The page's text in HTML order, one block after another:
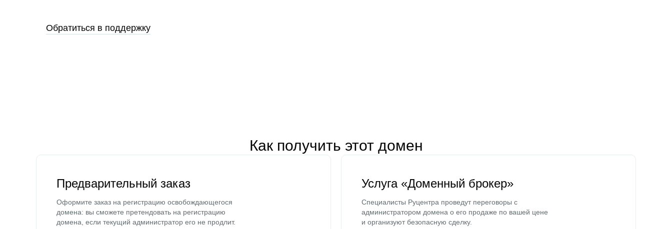
Обратиться в поддержку
Как получить этот домен
Предварительный заказ
Оформите заказ на регистрацию освобождающегося
домена: вы сможете претендовать на регистрацию
домена, если текущий администратор его не продлит.
Услуга «Доменный брокер»
Специалисты Руцентра проведут переговоры с
администратором домена о его продаже по вашей цене
и организуют безопасную сделку.